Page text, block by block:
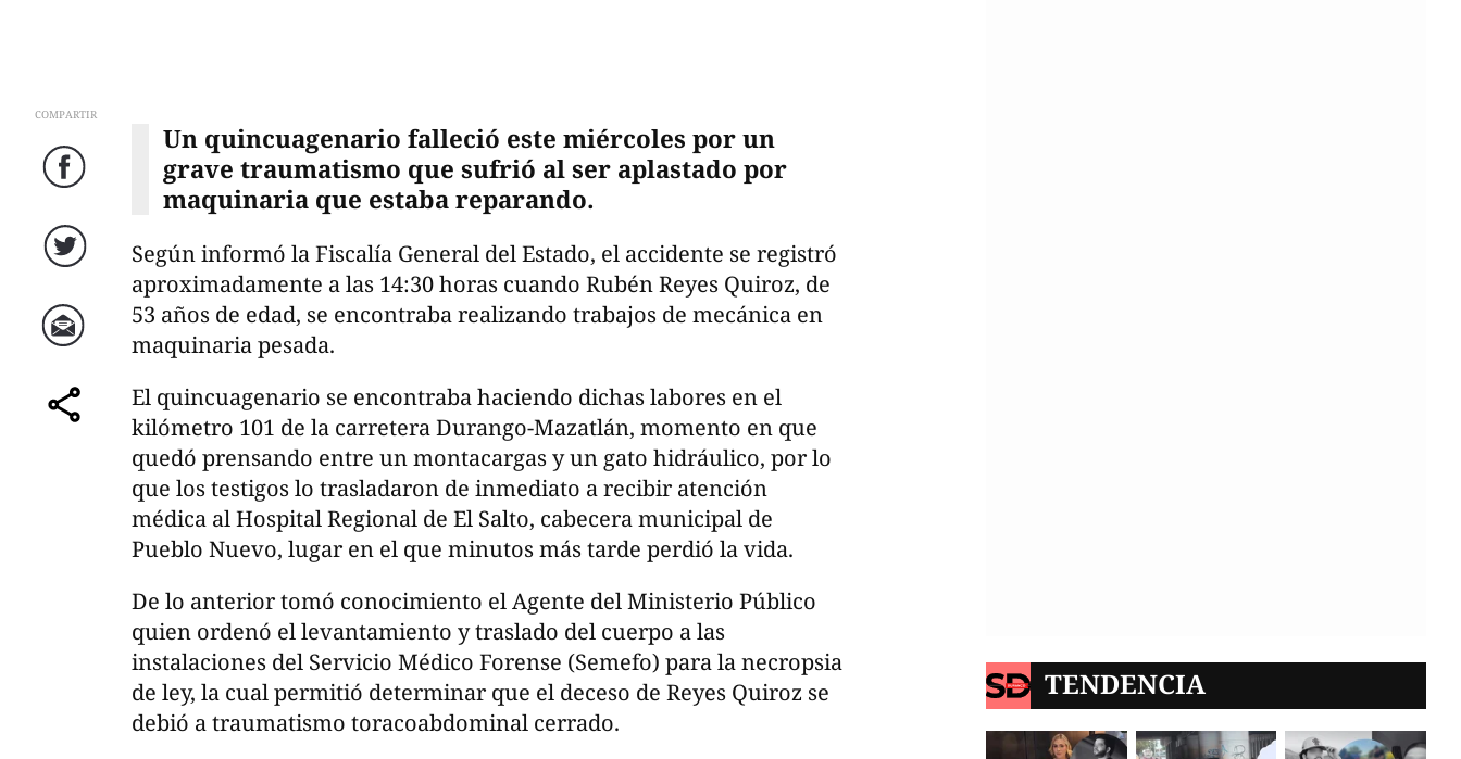
COMPARTIR
Facebook
Twitter
Correo
comparte
Un quincuagenario falleció este miércoles por un
grave traumatismo que sufrió al ser aplastado por
maquinaria que estaba reparando.
Según informó la Fiscalía General del Estado, el accidente se registró
aproximadamente a las 14:30 horas cuando Rubén Reyes Quiroz, de
53 años de edad, se encontraba realizando trabajos de mecánica en
maquinaria pesada.
El quincuagenario se encontraba haciendo dichas labores en el
kilómetro 101 de la carretera Durango-Mazatlán, momento en que
quedó prensando entre un montacargas y un gato hidráulico, por lo
que los testigos lo trasladaron de inmediato a recibir atención
médica al Hospital Regional de El Salto, cabecera municipal de
Pueblo Nuevo, lugar en el que minutos más tarde perdió la vida.
De lo anterior tomó conocimiento el Agente del Ministerio Público
quien ordenó el levantamiento y traslado del cuerpo a las
instalaciones del Servicio Médico Forense (Semefo) para la necropsia
de ley, la cual permitió determinar que el deceso de Reyes Quiroz se
debió a traumatismo toracoabdominal cerrado.
TENDENCIA